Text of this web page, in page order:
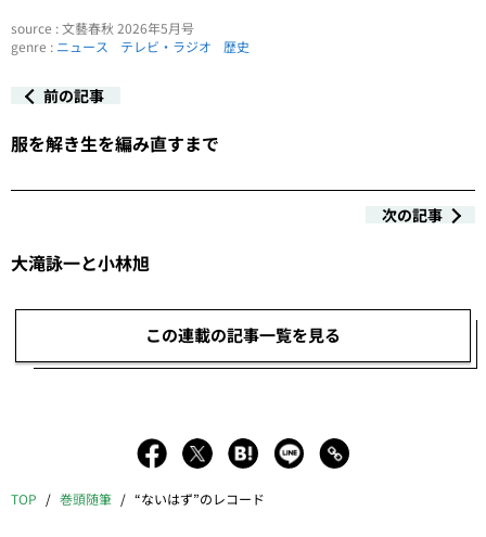
source : 文藝春秋 2026年5月号
genre : ニュース テレビ・ラジオ 歴史
前の記事
服を解き生を編み直すまで
次の記事
大滝詠一と小林旭
この連載の記事一覧を見る
TOP 巻頭随筆 “ないはず”のレコード